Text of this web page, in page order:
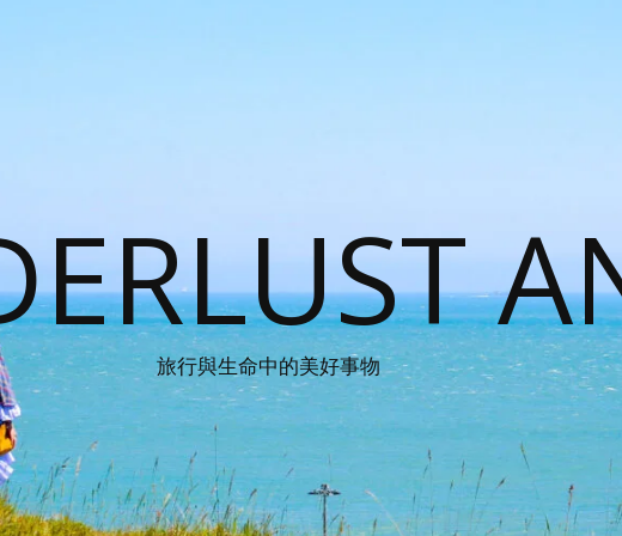
旅行與生命中的美好事物